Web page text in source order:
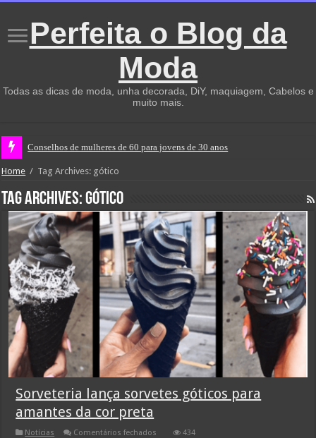
Perfeita o Blog da
Moda
Todas as dicas de moda, unha decorada, DiY, maquiagem, Cabelos e
muito mais.
Conselhos de mulheres de 60 para jovens de 30 anos
Home / Tag Archives: gótico
Tag Archives:gótico
Sorveteria lança sorvetes góticos para
amantes da cor preta
Notícias Comentários fechados 434